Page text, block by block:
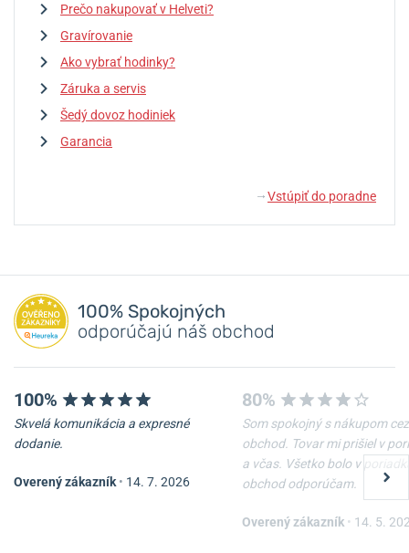
Prečo nakupovať v Helveti?
Gravírovanie
Ako vybrať hodinky?
Záruka a servis
Šedý dovoz hodiniek
Garancia
↓ Vstúpiť do poradne
100% Spokojných
odporúčajú náš obchod
100%
Skvelá komunikácia a expresné
dodanie.
Overený zákazník • 14. 7. 2026
80%
Som spokojný s nákupom cez
obchod. Tovar mi prišiel v
a včas. Všetko bolo v
obchod odporúčam.
Overený zákazník • 14. 5.